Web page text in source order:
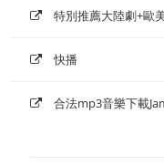
特別推薦大陸劇+歐
快播
合法mp3音樂下載